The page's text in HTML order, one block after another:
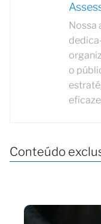
Nossa
o
Conteúdo